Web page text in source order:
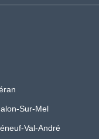
Sur-Mel
Val-André